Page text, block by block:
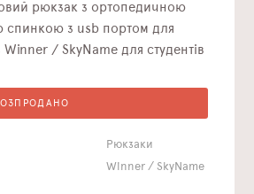
рюкзак з ортопедичною
спинкою з usb портом для
Winner / SkyName для студентів
Рюкзаки
Winner / SkyName